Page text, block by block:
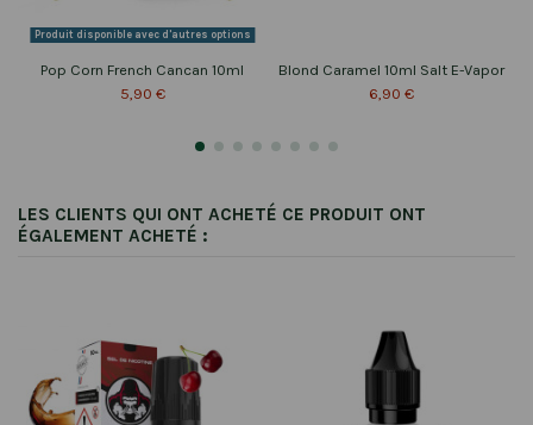
Produit disponible avec d'autres options
Pop Corn French Cancan 10ml
5,90 €
Blond Caramel 10ml Salt E-Vapor
6,90 €
LES CLIENTS QUI ONT ACHETÉ CE PRODUIT ONT
ÉGALEMENT ACHETÉ :